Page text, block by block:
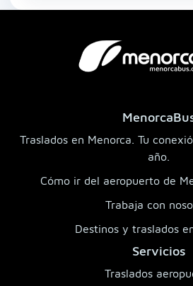
Traslados en Menorca. Tu
año.
Cómo ir del aeropuerto de
Trabaja con
Destinos y traslados
Servicios
Traslados